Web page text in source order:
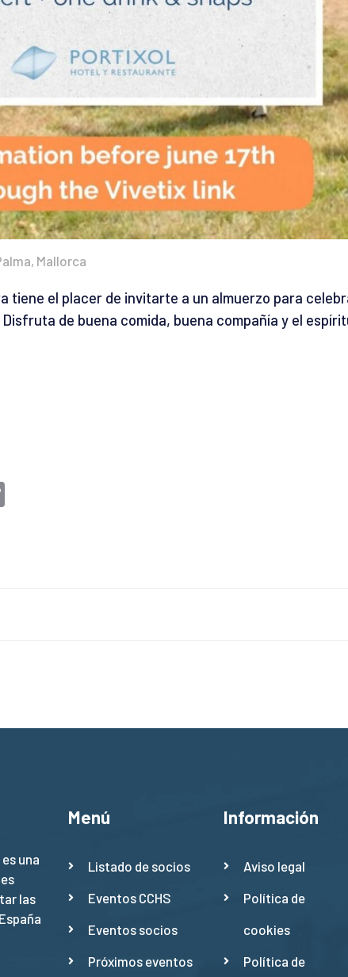
Mallorca
tiene el placer de invitarte a un almuerzo para
de buena comida, buena compañía y el
es una
las
Menú
Listado de socios
Eventos CCHS
Eventos socios
Próximos eventos
Información
Aviso legal
Política de
cookies
Política de